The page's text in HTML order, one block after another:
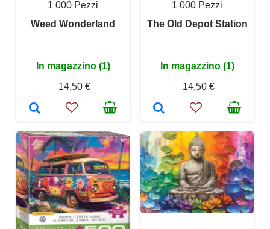
1 000 Pezzi
Weed Wonderland
In magazzino (1)
14,50 €
1 000 Pezzi
The Old Depot Station
In magazzino (1)
14,50 €